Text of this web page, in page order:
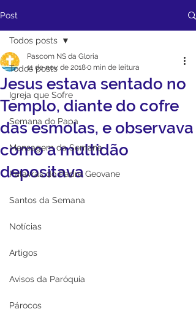
Post
Todos posts
Igreja que Sofre
Semana do Papa
Mensagem da Semana
Palavras do Padre Geovane
Santos da Semana
Notícias
Artigos
Avisos da Paróquia
Párocos
Todos posts
Jesus estava sentado no
Templo, diante do cofre
das esmolas, e observava
como a multidão
depositava
Pascom NS da Gloria
11 de nov. de 20180 min de leitura